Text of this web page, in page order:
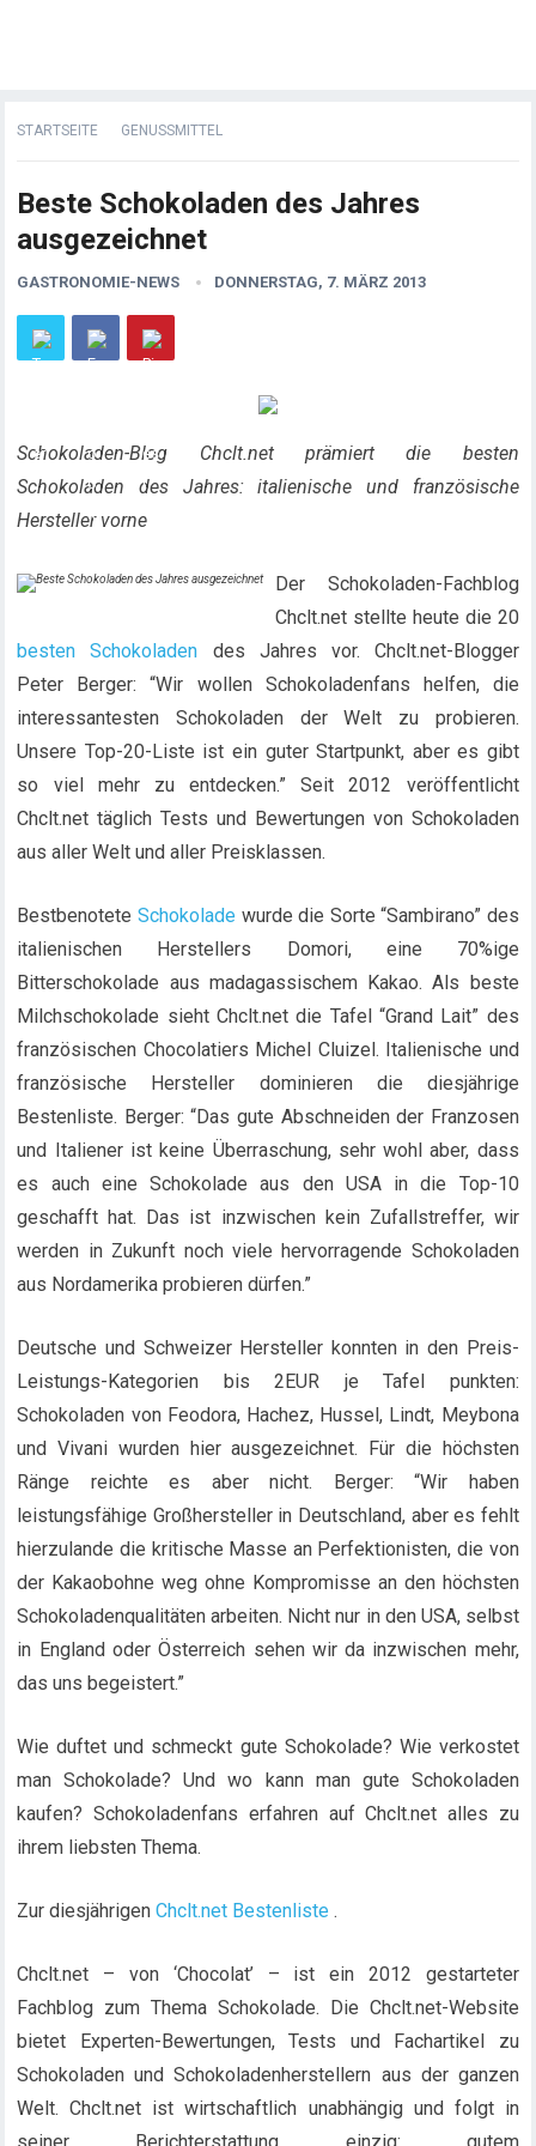
STARTSEITE GENUSSMITTEL
Beste Schokoladen des Jahres
ausgezeichnet
GASTRONOMIE-NEWS DONNERSTAG, 7. MÄRZ 2013
Schokoladen-Blog Chclt.net prämiert die besten
Schokoladen des Jahres: italienische und französische
Hersteller vorne
Der Schokoladen-Fachblog
Chclt.net stellte heute die 20
besten Schokoladen des Jahres vor. Chclt.net-Blogger
Peter Berger: “Wir wollen Schokoladenfans helfen, die
interessantesten Schokoladen der Welt zu probieren.
Unsere Top-20-Liste ist ein guter Startpunkt, aber es gibt
so viel mehr zu entdecken.” Seit 2012 veröffentlicht
Chclt.net täglich Tests und Bewertungen von Schokoladen
aus aller Welt und aller Preisklassen.
Bestbenotete Schokolade wurde die Sorte “Sambirano” des
italienischen Herstellers Domori, eine 70%ige
Bitterschokolade aus madagassischem Kakao. Als beste
Milchschokolade sieht Chclt.net die Tafel “Grand Lait” des
französischen Chocolatiers Michel Cluizel. Italienische und
französische Hersteller dominieren die diesjährige
Bestenliste. Berger: “Das gute Abschneiden der Franzosen
und Italiener ist keine Überraschung, sehr wohl aber, dass
es auch eine Schokolade aus den USA in die Top-10
geschafft hat. Das ist inzwischen kein Zufallstreffer, wir
werden in Zukunft noch viele hervorragende Schokoladen
aus Nordamerika probieren dürfen.”
Deutsche und Schweizer Hersteller konnten in den Preis-
Leistungs-Kategorien bis 2EUR je Tafel punkten:
Schokoladen von Feodora, Hachez, Hussel, Lindt, Meybona
und Vivani wurden hier ausgezeichnet. Für die höchsten
Ränge reichte es aber nicht. Berger: “Wir haben
leistungsfähige Großhersteller in Deutschland, aber es fehlt
hierzulande die kritische Masse an Perfektionisten, die von
der Kakaobohne weg ohne Kompromisse an den höchsten
Schokoladenqualitäten arbeiten. Nicht nur in den USA, selbst
in England oder Österreich sehen wir da inzwischen mehr,
das uns begeistert.”
Wie duftet und schmeckt gute Schokolade? Wie verkostet
man Schokolade? Und wo kann man gute Schokoladen
kaufen? Schokoladenfans erfahren auf Chclt.net alles zu
ihrem liebsten Thema.
Zur diesjährigenChclt.net Bestenliste .
Chclt.net – von ‘Chocolat’ – ist ein 2012 gestarteter
Fachblog zum Thema Schokolade. Die Chclt.net-Website
bietet Experten-Bewertungen, Tests und Fachartikel zu
Schokoladen und Schokoladenherstellern aus der ganzen
Welt. Chclt.net ist wirtschaftlich unabhängig und folgt in